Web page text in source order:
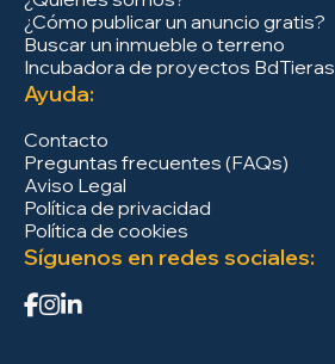
¿Cómo publicar un anuncio gratis?
Buscar un inmueble o terreno
Incubadora de proyectos BdTieras
Ayuda:
Contacto
Preguntas frecuentes (FAQs)
Aviso Legal
Política de privacidad
Política de cookies
Síguenos en redes sociales: